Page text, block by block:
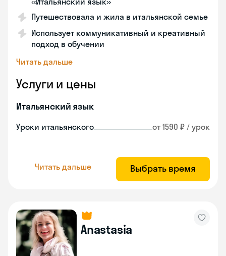
Путешествовала и жила в итальянской семье
Использует коммуникативный и креативный
подход в обучении
Читать дальше
Услуги и цены
Итальянский язык
Уроки итальянского от 1590 ₽ / урок
Читать дальше Выбрать время
Anastasia